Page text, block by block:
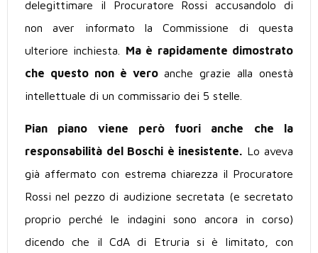
delegittimare il Procuratore Rossi accusandolo di
non aver informato la Commissione di questa
ulteriore inchiesta. Ma è rapidamente dimostrato
che questo non è veroanche grazie alla onestà
intellettuale di un commissario dei 5 stelle.
Pian piano viene però fuori anche che la
responsabilità del Boschi è inesistente. Lo aveva
già affermato con estrema chiarezza il Procuratore
Rossi nel pezzo di audizione secretata (e secretato
proprio perché le indagini sono ancora in corso)
dicendo che il CdA di Etruria si è limitato, con